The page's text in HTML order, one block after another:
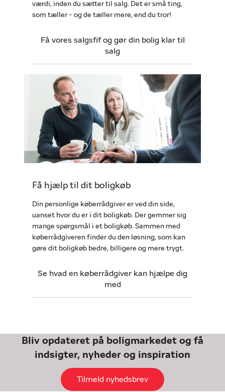
værdi, inden du sætter til salg. Det er små ting,
som tæller - og de tæller mere, end du tror!
Få vores salgsfif og gør din bolig klar til
salg
Få hjælp til dit boligkøb
Din personlige køberrådgiver er ved din side,
uanset hvor du er i dit boligkøb. Der gemmer sig
mange spørgsmål i et boligkøb. Sammen med
køberrådgiveren finder du den løsning, som kan
gøre dit boligkøb bedre, billigere og mere trygt.
Se hvad en køberrådgiver kan hjælpe dig
med
Bliv opdateret på boligmarkedet og få
indsigter, nyheder og inspiration
Tilmeld nyhedsbrev